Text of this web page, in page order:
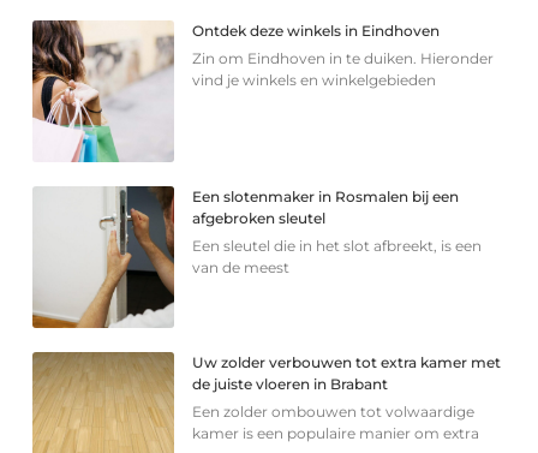
Ontdek deze winkels in Eindhoven
Zin om Eindhoven in te duiken. Hieronder
vind je winkels en winkelgebieden
Een slotenmaker in Rosmalen bij een
afgebroken sleutel
Een sleutel die in het slot afbreekt, is een
van de meest
Uw zolder verbouwen tot extra kamer met
de juiste vloeren in Brabant
Een zolder ombouwen tot volwaardige
kamer is een populaire manier om extra